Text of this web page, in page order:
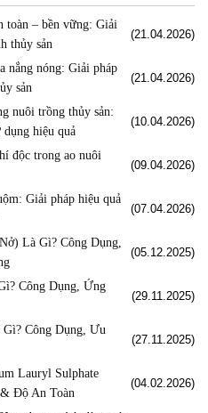
toàn – bền vững: Giải
thủy sản
(21.04.2026)
nắng nóng: Giải pháp
sản
(21.04.2026)
nuôi trồng thủy sản:
dụng hiệu quả
(10.04.2026)
độc trong ao nuôi
(09.04.2026)
Giải pháp hiệu quả
(07.04.2026)
Là Gì? Công Dụng,
(05.12.2025)
Công Dụng, Ứng
(29.11.2025)
Gì? Công Dụng, Ưu
(27.11.2025)
Lauryl Sulphate
Độ An Toàn
(04.02.2026)